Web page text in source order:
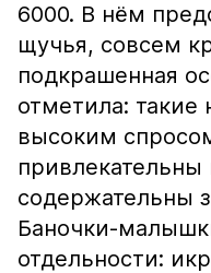
6000. В нём
щучья, совсем
подкрашенная
отметила: такие
высоким
содержательны
Баночки-
отдельности: